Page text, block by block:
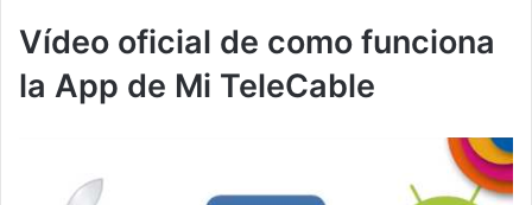
Vídeo oficial de como funciona
la App de Mi TeleCable